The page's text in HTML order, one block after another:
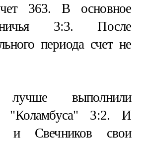
363. В основное
3:3. После
периода счет не
лучше выполнили
"Коламбуса" 3:2. И
и Свечников свои